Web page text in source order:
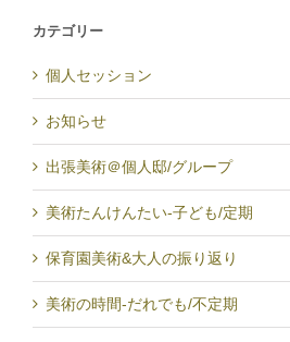
カテゴリー
個人セッション
お知らせ
出張美術＠個人邸/グループ
美術たんけんたい-子ども/定期
保育園美術&大人の振り返り
美術の時間-だれでも/不定期